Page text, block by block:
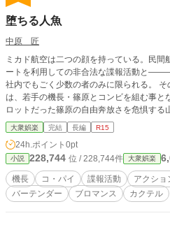
堕ちる人魚
中原 匠
ミカド航空は二つの顔を持っている。民
ートを利用しての非合法な諜報活動と
社内でもごく少数の者のみに限られる。
は、若手の機長・篠原とコンビを組む事と
ロットだった篠原の自由奔放さを危惧す
は、彼を見張るためではないか？と思い始
り、篠原は情報の横流しをしていた。
大衆娯楽 完結 長編 R15
24h.ポイント 0pt
小説 228,744 位 / 228,744件 大衆娯楽
機長 コ・パイ 諜報活動 アクショ
バーテンダー
ブロマンス カクテル